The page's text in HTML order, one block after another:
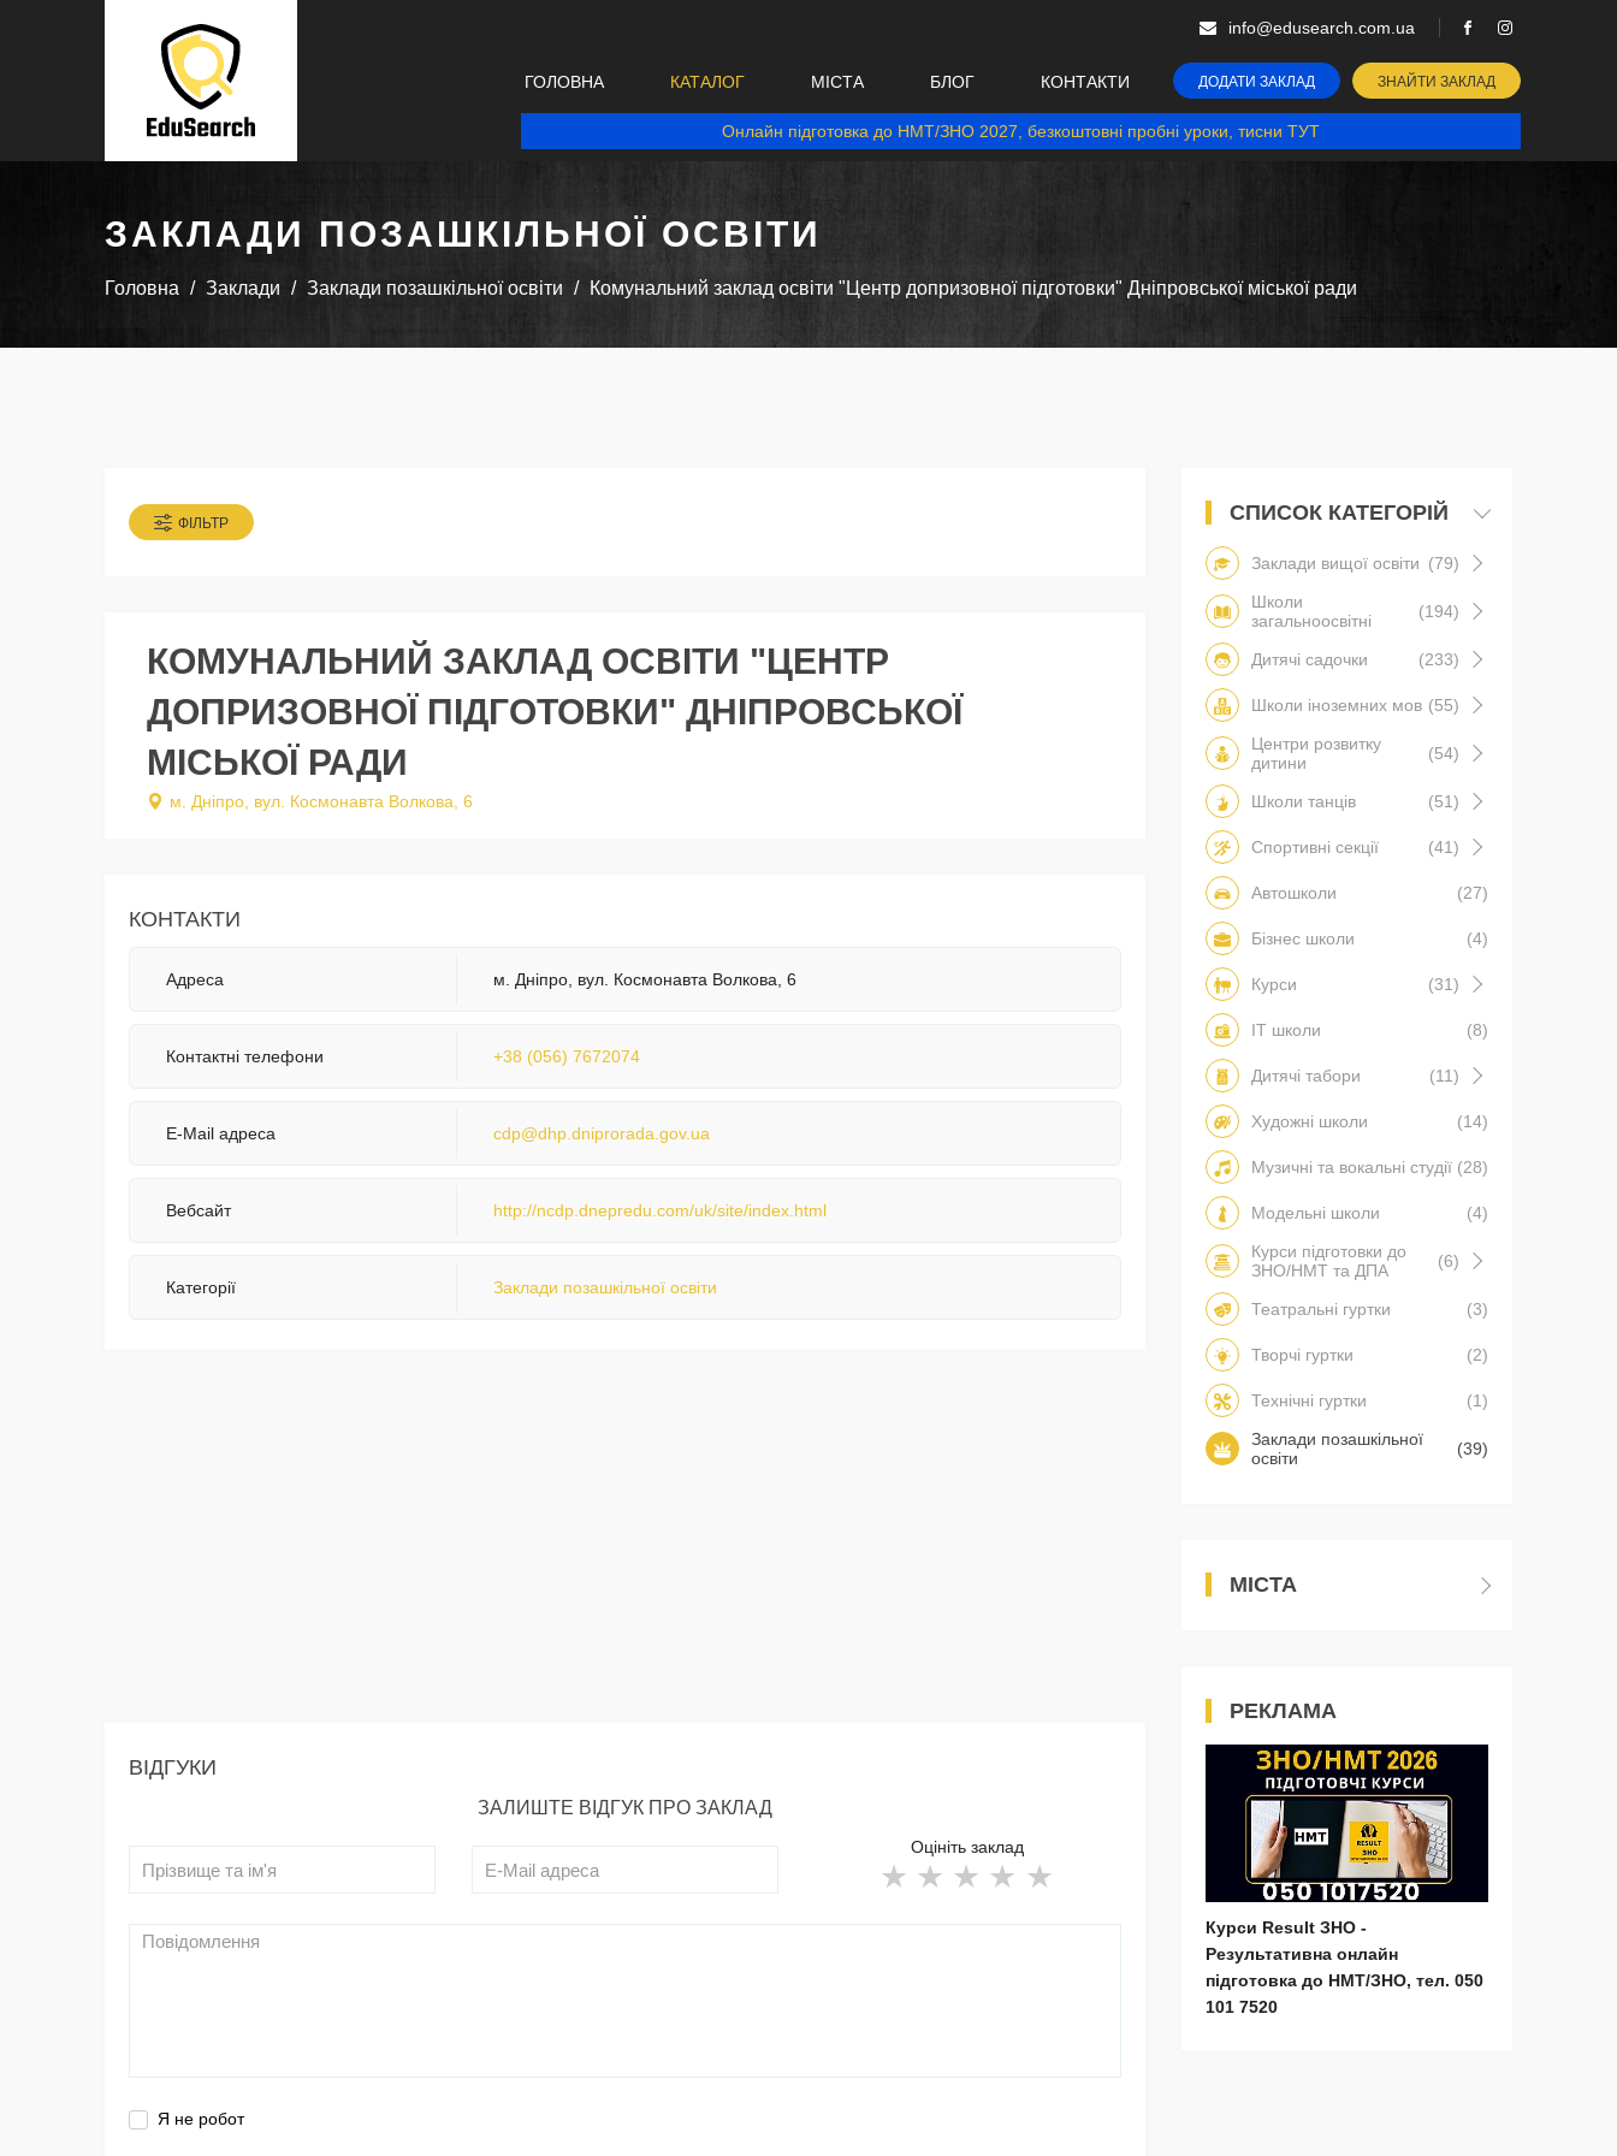
info@edusearch.com.ua
ГОЛОВНА КАТАЛОГ МІСТА БЛОГ КОНТАКТИ ДОДАТИ ЗАКЛАД ЗНАЙТИ ЗАКЛАД
Онлайн підготовка до НМТ/ЗНО 2027, безкоштовні пробні уроки, тисни ТУТ
ЗАКЛАДИ ПОЗАШКІЛЬНОЇ ОСВІТИ
Головна Заклади Заклади позашкільної освіти Комунальний заклад освіти "Центр допризовної підготовки" Дніпровської міської ради
ФІЛЬТР
КОМУНАЛЬНИЙ ЗАКЛАД ОСВІТИ "ЦЕНТР
ДОПРИЗОВНОЇ ПІДГОТОВКИ" ДНІПРОВСЬКОЇ
МІСЬКОЇ РАДИ
м. Дніпро, вул. Космонавта Волкова, 6
КОНТАКТИ
Адреса м. Дніпро, вул. Космонавта Волкова, 6
Контактні телефони +38 (056) 7672074
E-Mail адреса cdp@dhp.dniprorada.gov.ua
Вебсайт http://ncdp.dnepredu.com/uk/site/index.html
Категорії Заклади позашкільної освіти
ВІДГУКИ
ЗАЛИШТЕ ВІДГУК ПРО ЗАКЛАД
Оцініть заклад
Я не робот
СПИСОК КАТЕГОРІЙ
Заклади вищої освіти (79)
Школи
загальноосвітні
(194)
Дитячі садочки (233)
Школи іноземних мов (55)
Центри розвитку
дитини
(54)
Школи танців (51)
Спортивні секції (41)
Автошколи (27)
Бізнес школи (4)
Курси (31)
IT школи (8)
Дитячі табори (11)
Художні школи (14)
Музичні та вокальні студії (28)
Модельні школи
(4)
Курси підготовки до
ЗНО/НМТ та ДПА
(6)
Театральні гуртки (3)
Творчі гуртки (2)
Технічні гуртки
(1)
Заклади позашкільної
освіти
(39)
МІСТА
РЕКЛАМА
Курси Result ЗНО -
Результативна онлайн
підготовка до НМТ/ЗНО, тел. 050
101 7520